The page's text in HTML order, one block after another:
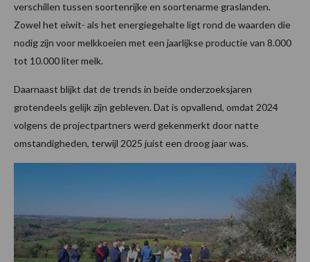
verschillen tussen soortenrijke en soortenarme graslanden.
Zowel het eiwit- als het energiegehalte ligt rond de waarden die
nodig zijn voor melkkoeien met een jaarlijkse productie van 8.000
tot 10.000 liter melk.
Daarnaast blijkt dat de trends in beide onderzoeksjaren
grotendeels gelijk zijn gebleven. Dat is opvallend, omdat 2024
volgens de projectpartners werd gekenmerkt door natte
omstandigheden, terwijl 2025 juist een droog jaar was.